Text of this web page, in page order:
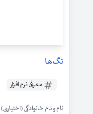
تگ‌ها
معرفی نرم افزار
نام و نام خانوادگی (اختیاری)